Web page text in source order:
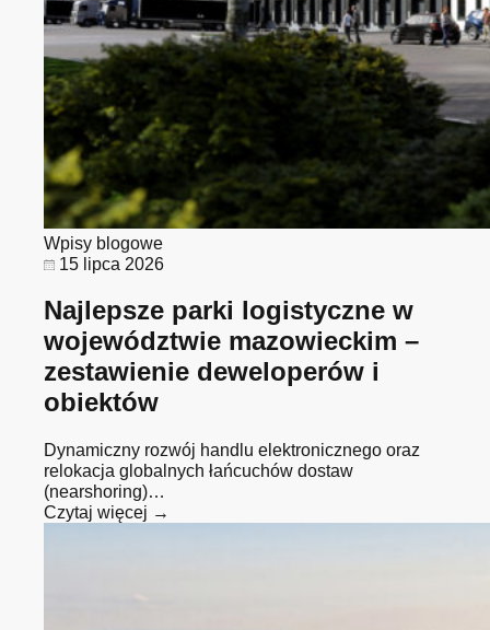
Wpisy blogowe
15 lipca 2026
Najlepsze parki logistyczne w
województwie mazowieckim –
zestawienie deweloperów i
obiektów
Dynamiczny rozwój handlu elektronicznego oraz
relokacja globalnych łańcuchów dostaw
(nearshoring)…
Czytaj więcej →